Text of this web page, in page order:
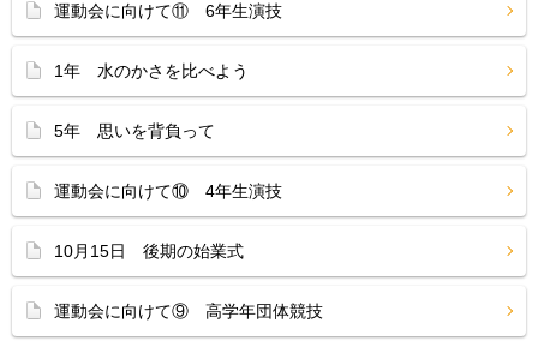
運動会に向けて⑪ 6年生演技
1年 水のかさを比べよう
5年 思いを背負って
運動会に向けて⑩ 4年生演技
10月15日 後期の始業式
運動会に向けて⑨ 高学年団体競技